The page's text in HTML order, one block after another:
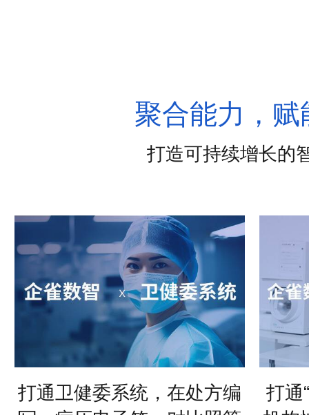
聚合能力，赋
打造可持续增长的
打通卫健委系统，在处方编
打通